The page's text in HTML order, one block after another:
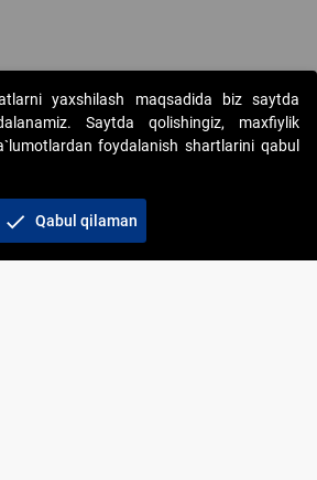
onlayn-auksionlarni
himoyalangan
yaxshilash maqsadida biz saytda
Saytda qolishingiz, maxfiylik
foydalanish shartlarini qabul
check Qabul qilaman